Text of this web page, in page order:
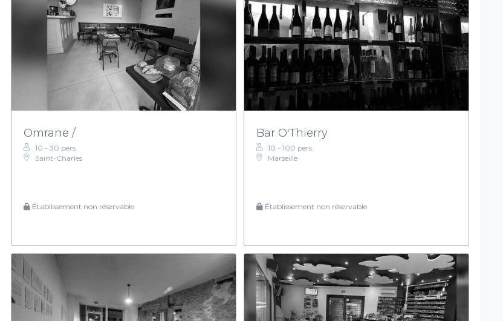
Omrane /
10 - 30 pers.
Saint-Charles
Établissement non réservable
Bar O'Thierry
10 - 100 pers.
Marseille
Établissement non réservable